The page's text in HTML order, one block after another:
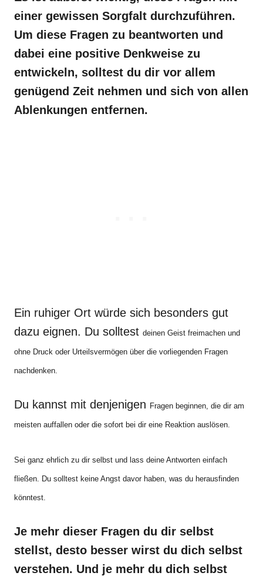
einer gewissen Sorgfalt durchzuführen.
Um diese Fragen zu beantworten und
dabei eine positive Denkweise zu
entwickeln, solltest du dir vor allem
genügend Zeit nehmen und sich von allen
Ablenkungen entfernen.
Ein ruhiger Ort würde sich besonders gut
dazu eignen. Du solltest deinen Geist freimachen und
ohne Druck oder Urteilsvermögen über die vorliegenden Fragen
nachdenken.
Du kannst mit denjenigen Fragen beginnen, die dir am
meisten auffallen oder die sofort bei dir eine Reaktion auslösen.
Sei ganz ehrlich zu dir selbst und lass deine Antworten einfach
fließen. Du solltest keine Angst davor haben, was du herausfinden
könntest.
Je mehr dieser Fragen du dir selbst
stellst, desto besser wirst du dich selbst
verstehen. Und je mehr du dich selbst